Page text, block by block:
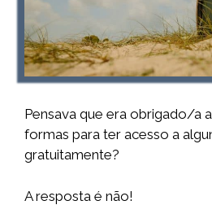
Pensava que era obrigado/a
formas para ter acesso a
gratuitamente?
A resposta é não!